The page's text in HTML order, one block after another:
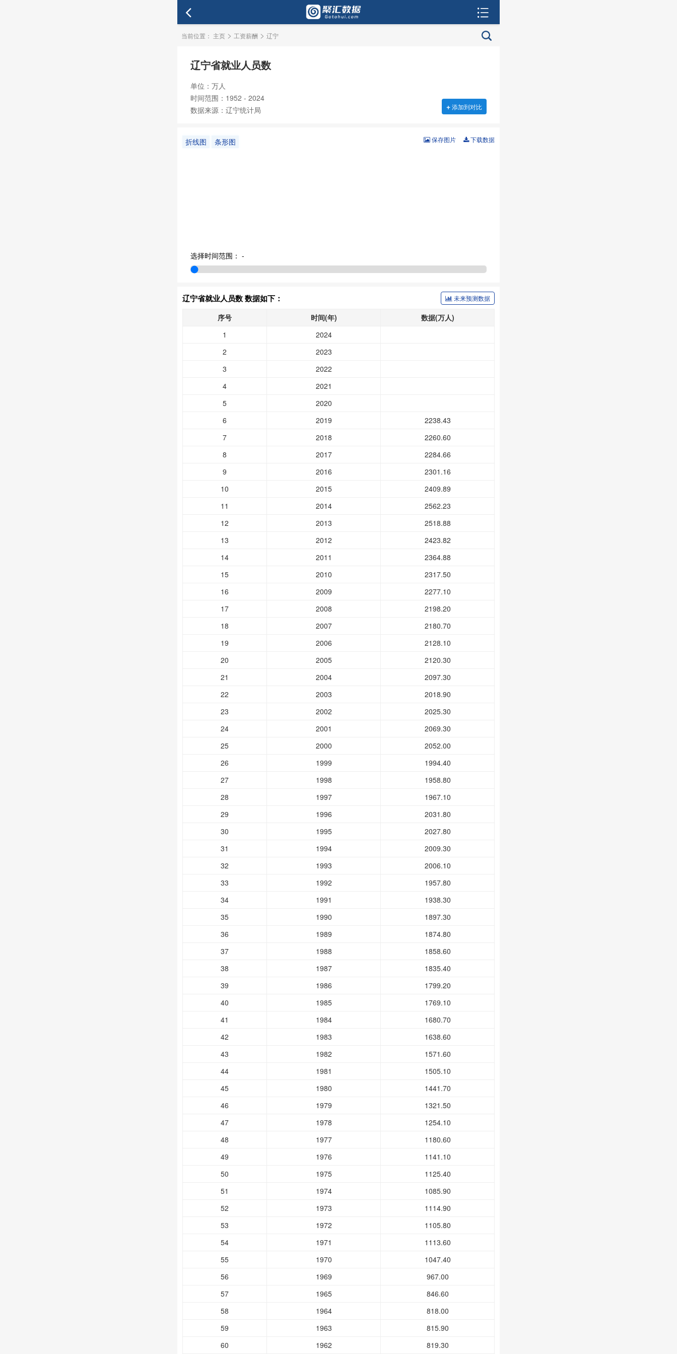
当前位置： 主页 > 工资薪酬 > 辽宁
辽宁省就业人员数
单位：万人
时间范围：1952 - 2024
数据来源：辽宁统计局
+添加到对比
折线图 条形图 下载数据
保存图片
选择时间范围： -
辽宁省就业人员数 数据如下： 未来预测数据
序号 时间(年)
数据(万人)
1
2024
2
2023
3
2022
4
2021
5
2020
6
2019
2238.43
7
2018
2260.60
8
2017
2284.66
9
2016
2301.16
10
2015
2409.89
11
2014
2562.23
12
2013
2518.88
13
2012
2423.82
14
2011
2364.88
15
2010
2317.50
16
2009
2277.10
17
2008
2198.20
18
2007
2180.70
19
2006
2128.10
20
2005
2120.30
21
2004
2097.30
22
2003
2018.90
23
2002
2025.30
24
2001
2069.30
25
2000
2052.00
26
1999
1994.40
27
1998
1958.80
28
1997
1967.10
29
1996
2031.80
30
1995
2027.80
31
1994
2009.30
32
1993
2006.10
33
1992
1957.80
34
1991
1938.30
35
1990
1897.30
36
1989
1874.80
37
1988
1858.60
38
1987
1835.40
39
1986
1799.20
40
1985
1769.10
41
1984
1680.70
42
1983
1638.60
43
1982
1571.60
44
1981
1505.10
45
1980
1441.70
46
1979
1321.50
47
1978
1254.10
48
1977
1180.60
49
1976
1141.10
50
1975
1125.40
51
1974
1085.90
52
1973
1114.90
53
1972
1105.80
54
1971
1113.60
55
1970
1047.40
56
1969
967.00
57
1965
846.60
58
1964
818.00
59
1963
815.90
60
1962 819.30